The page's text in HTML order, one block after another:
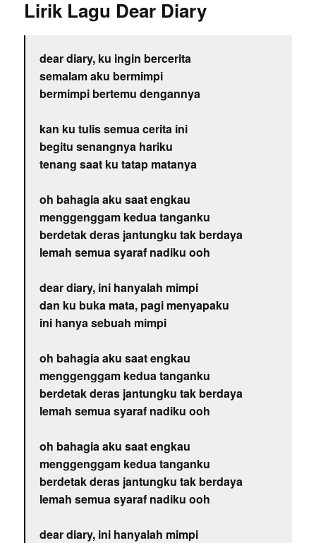
Lirik Lagu Dear Diary
dear diary, ku ingin bercerita
semalam aku bermimpi
bermimpi bertemu dengannya
kan ku tulis semua cerita ini
begitu senangnya hariku
tenang saat ku tatap matanya
oh bahagia aku saat engkau
menggenggam kedua tanganku
berdetak deras jantungku tak berdaya
lemah semua syaraf nadiku ooh
dear diary, ini hanyalah mimpi
dan ku buka mata, pagi menyapaku
ini hanya sebuah mimpi
oh bahagia aku saat engkau
menggenggam kedua tanganku
berdetak deras jantungku tak berdaya
lemah semua syaraf nadiku ooh
oh bahagia aku saat engkau
menggenggam kedua tanganku
berdetak deras jantungku tak berdaya
lemah semua syaraf nadiku ooh
dear diary, ini hanyalah mimpi